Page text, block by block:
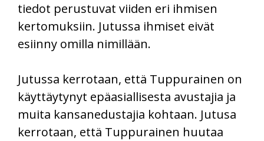
tiedot perustuvat viiden eri ihmisen
kertomuksiin. Jutussa ihmiset eivät
esiinny omilla nimillään.
Jutussa kerrotaan, että Tuppurainen on
käyttäytynyt epäasiallisesta avustajia ja
muita kansanedustajia kohtaan. Jutusa
kerrotaan, että Tuppurainen huutaa